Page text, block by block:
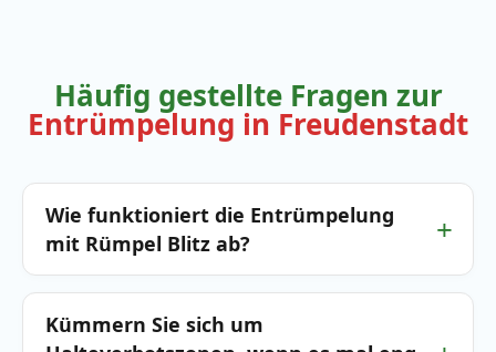
Häufig gestellte Fragen zur
Entrümpelung in Freudenstadt
Wie funktioniert die Entrümpelung
mit Rümpel Blitz ab?
Kümmern Sie sich um